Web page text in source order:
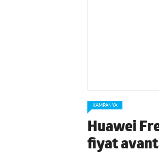
KAMPANYA
Huawei
fiyat